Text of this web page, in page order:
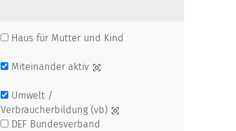
Haus für Mutter und Kind
Miteinander aktiv
Umwelt /
Verbraucherbildung (vb)
DEF Bundesverband